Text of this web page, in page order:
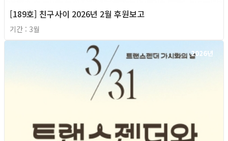
[189호] 친구사이 2026년 2월 후원보고
기간 : 3월
2026년